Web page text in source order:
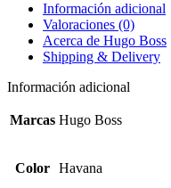
Información adicional
Valoraciones (0)
Acerca de Hugo Boss
Shipping & Delivery
Información adicional
Marcas Hugo Boss
Color Havana